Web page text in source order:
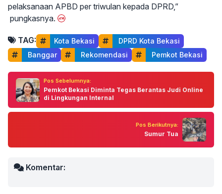
pelaksanaan APBD per triwulan kepada DPRD,”
pungkasnya.
TAG: Kota Bekasi
DPRD Kota Bekasi
Banggar
Rekomendasi Pemkot Bekasi
Pos Sebelumnya:
Pemkot Bekasi Diminta Tegas Berantas Judi Online
di Lingkungan Internal
Pos Berikutnya:
Sumur Tua
Komentar: